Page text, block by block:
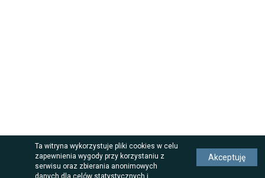
Ta witryna wykorzystuje pliki cookies w celu
zapewnienia wygody przy korzystaniu z
serwisu oraz zbierania anonimowych
danych dla celów statystycznych i
Akceptuję